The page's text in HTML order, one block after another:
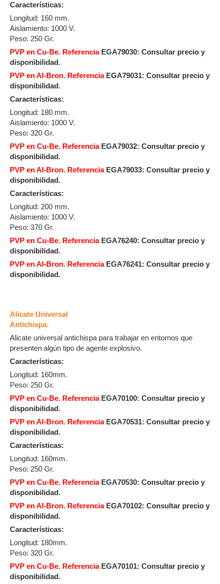
Características:
Longitud: 160 mm.
Aislamiento: 1000 V.
Peso: 250 Gr.
PVP en Cu-Be. ReferenciaEGA79030: Consultar precio y
disponibilidad.
PVP en Al-Bron. ReferenciaEGA79031: Consultar precio y
disponibilidad.
Características:
Longitud: 180 mm.
Aislamiento: 1000 V.
Peso: 320 Gr.
PVP en Cu-Be. ReferenciaEGA79032: Consultar precio y
disponibilidad.
PVP en Al-Bron. ReferenciaEGA79033: Consultar precio y
disponibilidad.
Características:
Longitud: 200 mm.
Aislamiento: 1000 V.
Peso: 370 Gr.
PVP en Cu-Be. ReferenciaEGA76240: Consultar precio y
disponibilidad.
PVP en Al-Bron. ReferenciaEGA76241: Consultar precio y
disponibilidad.
Alicate Universal
Antichispa.
Alicate universal antichispa para trabajar en entornos que
presenten algún tipo de agente explosivo.
Características:
Longitud: 160mm.
Peso: 250 Gr.
PVP en Cu-Be. ReferenciaEGA70100: Consultar precio y
disponibilidad.
PVP en Al-Bron. ReferenciaEGA70531: Consultar precio y
disponibilidad.
Características:
Longitud: 160mm.
Peso: 250 Gr.
PVP en Cu-Be. ReferenciaEGA70530: Consultar precio y
disponibilidad.
PVP en Al-Bron. ReferenciaEGA70102: Consultar precio y
disponibilidad.
Características:
Longitud: 180mm.
Peso: 320 Gr.
PVP en Cu-Be. ReferenciaEGA70101: Consultar precio y
disponibilidad.